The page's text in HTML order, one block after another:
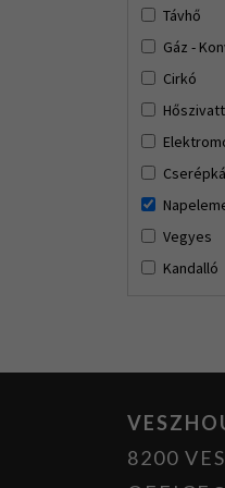
Távhő
Gáz -
Cirkó
Vegyes
Kandalló
8200